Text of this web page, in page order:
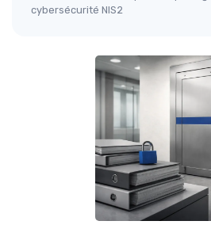
cybersécurité NIS2